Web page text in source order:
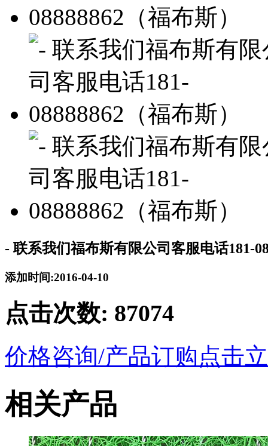
- 联系我们福布斯有限公司客服电话181-
添加时间:2016-04-10
点击次数: 87074
价格咨询/产品订购点击
相关产品